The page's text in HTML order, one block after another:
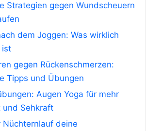
Strategien gegen Wundscheuern
dem Joggen: Was wirklich
ist
gegen Rückenschmerzen:
Tipps und Übungen
Augen Yoga für mehr
und Sehkraft
Nüchternlauf deine